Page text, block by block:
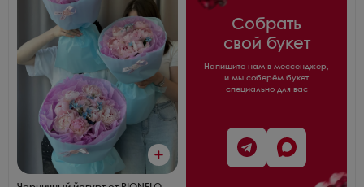
Собрать
свой букет
Напишите нам в мессенджер,
и мы соберём букет
специально для вас